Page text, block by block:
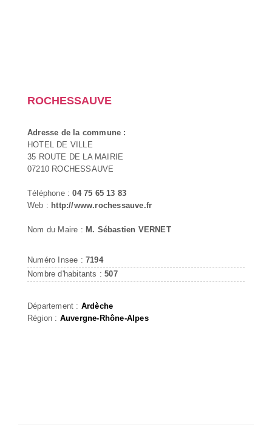
ROCHESSAUVE
Adresse de la commune :
HOTEL DE VILLE
35 ROUTE DE LA MAIRIE
07210 ROCHESSAUVE
Téléphone :04 75 65 13 83
Web : http://www.rochessauve.fr
Nom du Maire : M. Sébastien VERNET
Numéro Insee : 7194
Nombre d'habitants :507
Département : Ardèche
Région : Auvergne-Rhône-Alpes